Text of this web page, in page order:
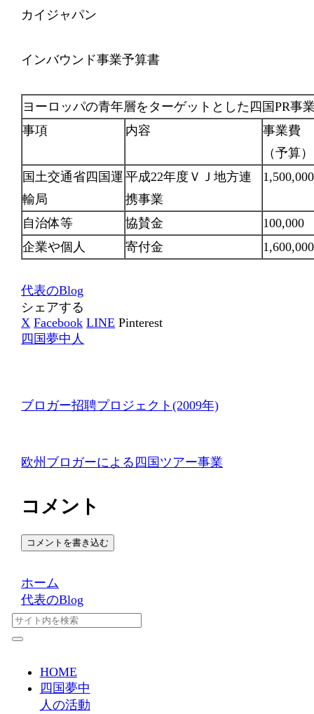
カイジャパン
インバウンド事業予算書
ヨーロッパの青年層をターゲットとした四国PR事
事項
内容
事業費
（予算）
国土交通省四国運
輸局
平成22年度ＶＪ地方連
携事業
1,500,000
自治体等 協賛金
100,000
企業や個人
寄付金 1,600,000
代表のBlog
シェアする
X Facebook LINE Pinterest
四国夢中人
ブロガー招聘プロジェクト(2009年)
欧州ブロガーによる四国ツアー事業
コメント
コメントを書き込む
ホーム
代表のBlog
HOME
四国夢中
人の活動